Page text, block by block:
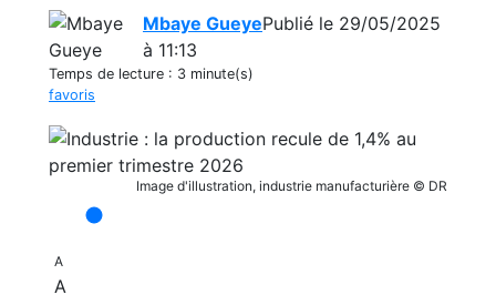
Mbaye GueyePublié le 29/05/2025
à 11:13
Temps de lecture : 3 minute(s)
favoris
Image d'illustration, industrie manufacturière © DR
A
A